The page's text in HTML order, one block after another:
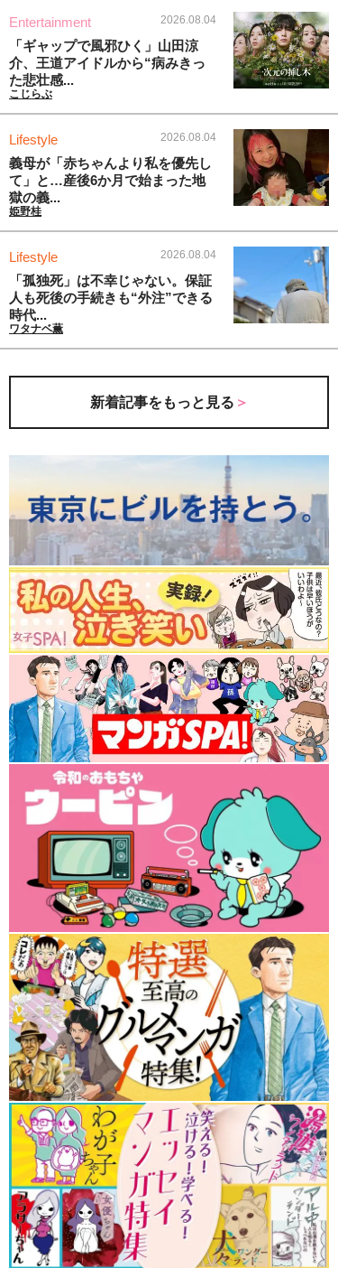
Entertainment 2026.08.04
「ギャップで風邪ひく」山田涼
介、王道アイドルから“病みきっ
た悲壮感...
こじらぶ
Lifestyle 2026.08.04
義母が「赤ちゃんより私を優先し
て」と…産後6か月で始まった地
獄の義...
姫野桂
Lifestyle 2026.08.04
「孤独死」は不幸じゃない。保証
人も死後の手続きも“外注”できる
時代...
ワタナベ薫
新着記事をもっと見る